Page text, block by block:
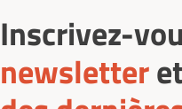
Inscrivez-
newsletter